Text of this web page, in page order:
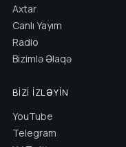
Axtar
Canlı Yayım
Radio
Bizimlə Əlaqə
BIZI İZLƏYIN
YouTube
Telegram